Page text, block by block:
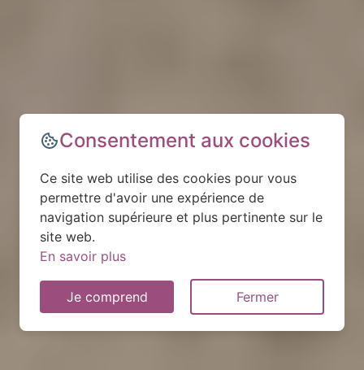
Consentement aux cookies
Ce site web utilise des cookies pour vous
permettre d'avoir une expérience de
navigation supérieure et plus pertinente sur le
site web.
En savoir plus
Je comprend Fermer